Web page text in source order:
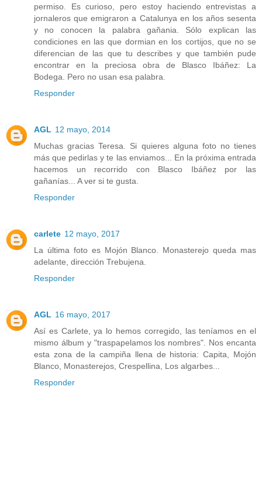
permiso. Es curioso, pero estoy haciendo entrevistas a
jornaleros que emigraron a Catalunya en los años sesenta
y no conocen la palabra gañania. Sólo explican las
condiciones en las que dormian en los cortijos, que no se
diferencian de las que tu describes y que también pude
encontrar en la preciosa obra de Blasco Ibáñez: La
Bodega. Pero no usan esa palabra.
Responder
AGL 12 mayo, 2014
Muchas gracias Teresa. Si quieres alguna foto no tienes
más que pedirlas y te las enviamos... En la próxima entrada
hacemos un recorrido con Blasco Ibáñez por las
gañanías... A ver si te gusta.
Responder
carlete 12 mayo, 2017
La última foto es Mojón Blanco. Monasterejo queda mas
adelante, dirección Trebujena.
Responder
AGL 16 mayo, 2017
Así es Carlete, ya lo hemos corregido, las teníamos en el
mismo álbum y "traspapelamos los nombres". Nos encanta
esta zona de la campiña llena de historia: Capita, Mojón
Blanco, Monasterejos, Crespellina, Los algarbes...
Responder